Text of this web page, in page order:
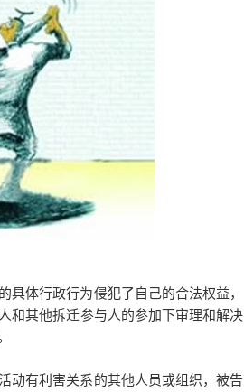
具体行政行为侵犯了自己的合法权益，
和其他拆迁参与人的参加下审理和解决
动有利害关系的其他人员或组织，被告